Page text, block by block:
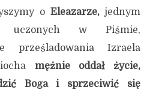
o Eleazarze,jednym
uczonych w Piśmie,
Izraela
mężnie oddał życie,
Boga i sprzeciwić się